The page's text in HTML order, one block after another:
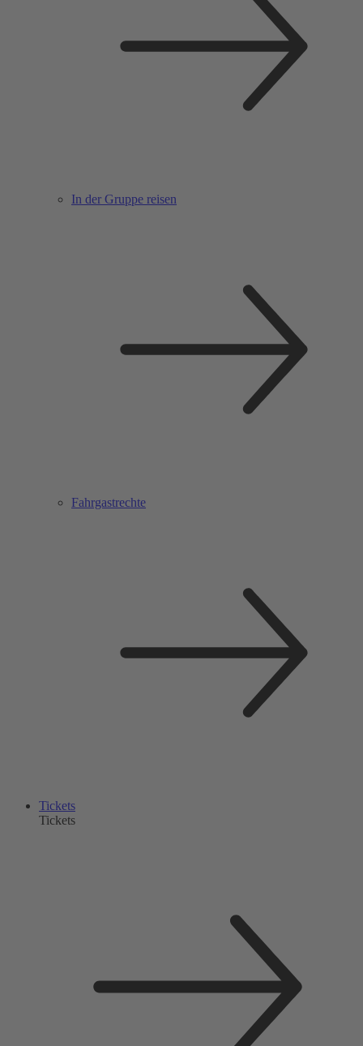
In der Gruppe reisen
Fahrgastrechte
Tickets
Tickets